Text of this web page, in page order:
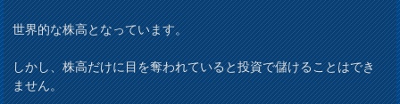
世界的な株高となっています。
しかし、株高だけに目を奪われていると投資で儲けることはでき
ません。